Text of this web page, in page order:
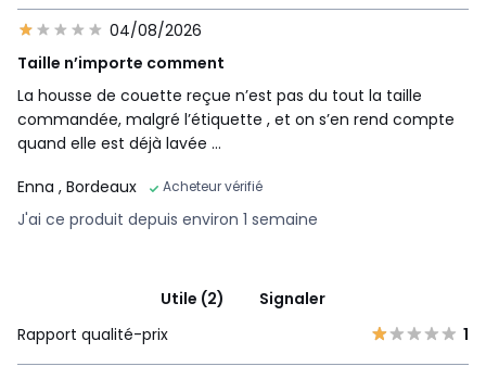
04/08/2026
Taille n’importe comment
La housse de couette reçue n’est pas du tout la taille
commandée, malgré l’étiquette , et on s’en rend compte
quand elle est déjà lavée …
Enna , Bordeaux Acheteur vérifié
J'ai ce produit depuis environ 1 semaine
Utile (2)
Signaler
Rapport qualité-prix
1